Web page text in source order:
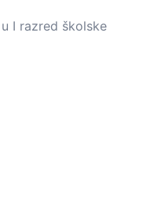
I razred školske